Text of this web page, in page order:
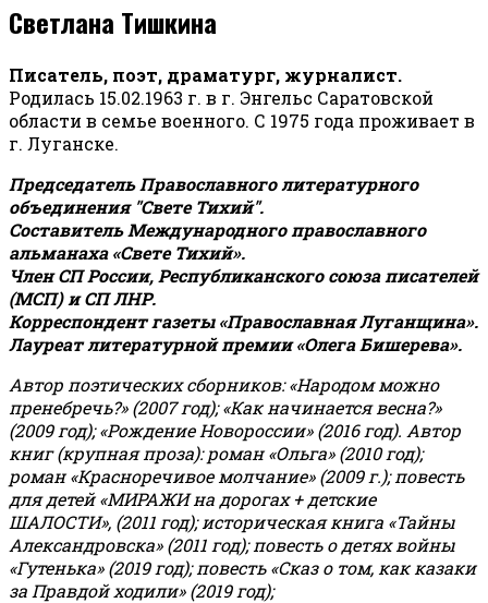
Светлана Тишкина
Писатель, поэт, драматург, журналист.
Родилась 15.02.1963 г. в г. Энгельс Саратовской
области в семье военного. С 1975 года проживает в
г. Луганске.
Председатель Православного литературного
объединения "Свете Тихий".
Составитель Международного православного
альманаха «Свете Тихий».
Член СП России, Республиканского союза писателей
(МСП) и СП ЛНР.
Корреспондент газеты «Православная Луганщина».
Лауреат литературной премии «Олега Бишерева».
Автор поэтических сборников: «Народом можно
пренебречь?» (2007 год); «Как начинается весна?»
(2009 год); «Рождение Новороссии» (2016 год). Автор
книг (крупная проза): роман «Ольга» (2010 год);
роман «Красноречивое молчание» (2009 г.); повесть
для детей «МИРАЖИ на дорогах + детские
ШАЛОСТИ», (2011 год); историческая книга «Тайны
Александровска» (2011 год); повесть о детях войны
«Гутенька» (2019 год); повесть «Сказ о том, как казаки
за Правдой ходили» (2019 год);